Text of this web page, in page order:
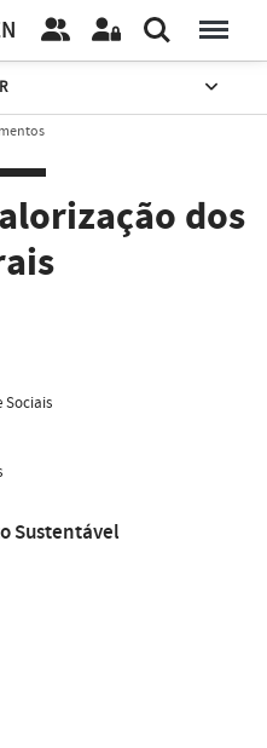
dos
Sociais
Sustentável